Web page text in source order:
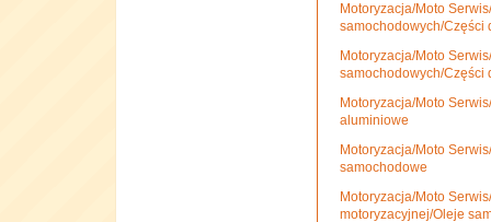
Motoryzacja/Moto
samochodowych/Części
Motoryzacja/Moto
samochodowych/Części
Motoryzacja/Moto
aluminiowe
Motoryzacja/Moto
samochodowe
Motoryzacja/Moto
motoryzacyjnej/Oleje